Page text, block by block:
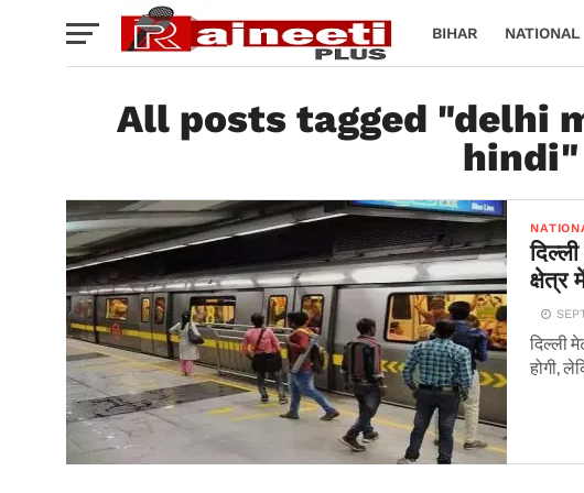
BIHAR NATIONAL
All posts tagged "delhi
hindi"
क्षेत्र
दिल्ली
होगी,